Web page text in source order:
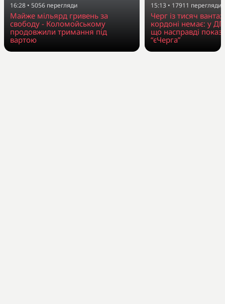
16:28 • 5056 перегляди
Майже мільярд гривень за
свободу - Коломойському
продовжили тримання під
вартою
15:13 • 17911 перегляди
Черг із тисяч
кордоні немає: у
що насправді
“єЧерга”